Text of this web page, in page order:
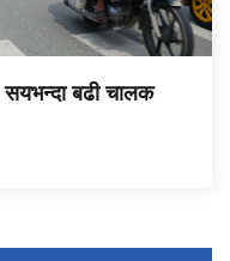
सयभन्दा बढी चालक